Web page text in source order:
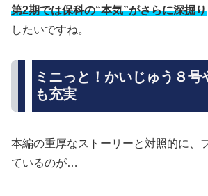
第2期では保科の“本気”がさらに深掘り
したいですね。
ミニっと！かいじゅう８号
も充実
本編の重厚なストーリーと対照的に、
ているのが…